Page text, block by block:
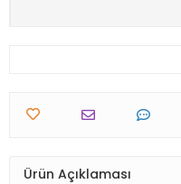
Ürün Açıklaması